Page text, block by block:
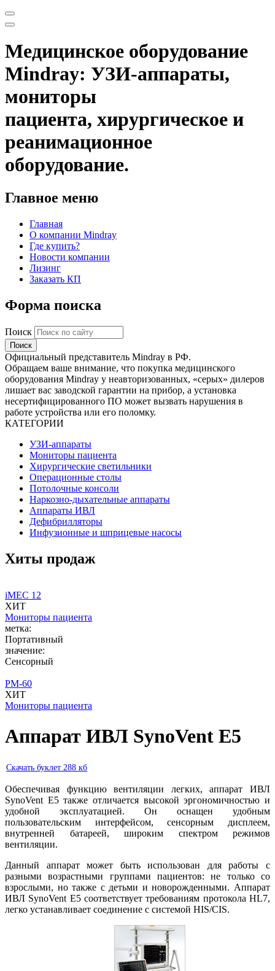
Медицинское оборудование
Mindray: УЗИ-аппараты,
мониторы
пациента, хирургическое и
реанимационное
оборудование.
Главное меню
Главная
О компании Mindray
Где купить?
Новости компании
Лизинг
Заказать КП
Форма поиска
Поиск
Официальный представитель Mindray в РФ.
Обращаем ваше внимание, что покупка медицинского
оборудования Mindray у неавторизованных, «серых» дилеров
лишает вас заводской гарантии на прибор, а установка
несертифицированного ПО может вызвать нарушения в
работе устройства или его поломку.
КАТЕГОРИИ
УЗИ-аппараты
Мониторы пациента
Хирургические светильники
Операционные столы
Потолочные консоли
Наркозно-дыхательные аппараты
Аппараты ИВЛ
Дефибрилляторы
Инфузионные и шприцевые насосы
Хиты продаж
iMEC 12
ХИТ
Мониторы пациента
метка:
Портативный
значение:
Сенсорный
PM-60
ХИТ
Мониторы пациента
Аппарат ИВЛ SynoVent E5
Скачать буклет 288 кб
Обеспечивая функцию вентиляции легких, аппарат ИВЛ
SynoVent E5 также отличается высокой эргономичностью и
удобной эксплуатацией. Он оснащен удобным
пользовательским интерфейсом, сенсорным дисплеем,
внутренней батареей, широким спектром режимов
вентиляции.
Данный аппарат может быть использован для работы с
разными возрастными группами пациентов: не только со
взрослыми, но также с детьми и новорожденными. Аппарат
ИВЛ SynoVent E5 соответствует требованиям протокола HL7,
легко устанавливает соединение с системой HIS/CIS.